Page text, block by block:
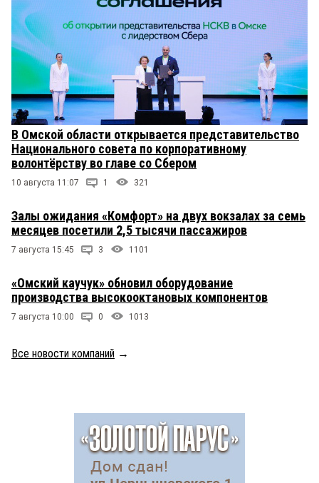
В Омской области открывается представительство
Национального совета по корпоративному
волонтёрству во главе со Сбером
10 августа 11:07 1 321
Залы ожидания «Комфорт» на двух вокзалах за семь
месяцев посетили 2,5 тысячи пассажиров
7 августа 15:45 3 1101
«Омский каучук» обновил оборудование
производства высокооктановых компонентов
7 августа 10:00 0 1013
Все новости компаний →